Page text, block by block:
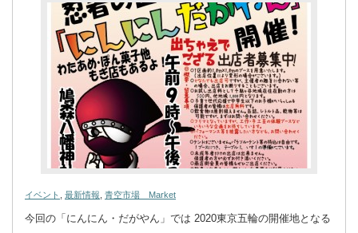
イベント 最新情報 青空市場 Market
今回の「にんにん・だがやん」では 2020東京五輪の開催地となる